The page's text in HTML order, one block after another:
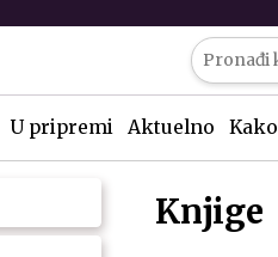
U pripremi Aktuelno
Knjige